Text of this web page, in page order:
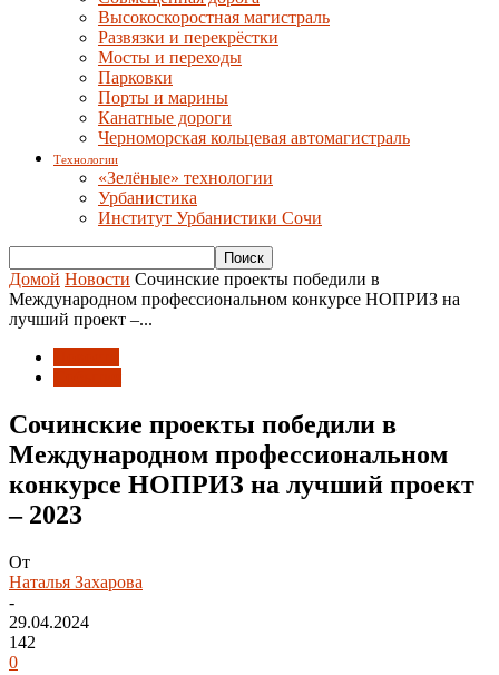
Высокоскоростная магистраль
Развязки и перекрёстки
Мосты и переходы
Парковки
Порты и марины
Канатные дороги
Черноморская кольцевая автомагистраль
Технологии
«Зелёные» технологии
Урбанистика
Институт Урбанистики Сочи
Домой Новости Сочинские проекты победили в
Международном профессиональном конкурсе НОПРИЗ на
лучший проект –...
Сочинские проекты победили в
Международном профессиональном
конкурсе НОПРИЗ на лучший проект
– 2023
От
Наталья Захарова
-
29.04.2024
142
0